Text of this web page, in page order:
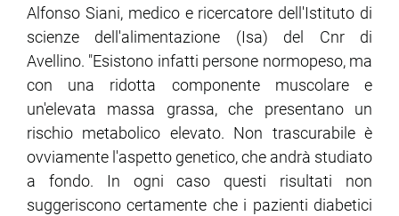
Alfonso Siani, medico e ricercatore dell'Istituto di
scienze dell'alimentazione (Isa) del Cnr di
Avellino. "Esistono infatti persone normopeso, ma
con una ridotta componente muscolare e
un'elevata massa grassa, che presentano un
rischio metabolico elevato. Non trascurabile è
ovviamente l'aspetto genetico, che andrà studiato
a fondo. In ogni caso questi risultati non
suggeriscono certamente che i pazienti diabetici